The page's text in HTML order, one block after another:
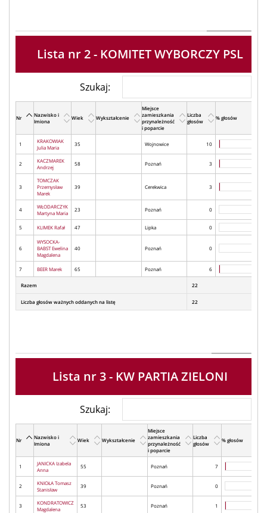
Lista nr 2 - KOMITET WYBORCZY PSL
Szukaj:
Nr
Nazwisko i
Imiona
Wiek Wykształcenie
Miejsce
zamieszkania
przynależność
i poparcie
Liczba
głosów
% głosów
1
KRAKOWIAK
Julia Maria
35 Wojnowice 10
2
KACZMAREK
Andrzej
58 Poznań 3
3
TOMCZAK
Przemysław
Marek
39 Cerekwica 3
4
WŁODARCZYK
Martyna Maria
23 Poznań 0
5 KLIMEK Rafał 47 Lipka 0
6
WYSOCKA-
BABST Ewelina
Magdalena
40 Poznań 0
7 BEER Marek 65 Poznań 6
Razem 22
Liczba głosów ważnych oddanych na listę 22
Lista nr 3 - KW PARTIA ZIELONI
Szukaj:
Nr
Nazwisko i
Imiona
Wiek Wykształcenie
Miejsce
zamieszkania
przynależność
i poparcie
Liczba
głosów
% głosów
1
JANICKA Izabela
Anna
55 Poznań 7
2
KNIOŁA Tomasz
Stanisław
39 Poznań 0
3
KONDRATOWICZ
Magdalena
53 Poznań 1